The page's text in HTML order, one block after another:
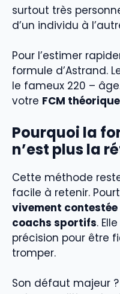
surtout très
d’un individu à
Pour l’estimer
formule d’Astrand.
le fameux 220 –
votre FCM
Pourquoi la
n’est plus la
Cette méthode
facile à retenir.
vivement
coachs sportifs.
précision pour être
tromper.
Son défaut majeur